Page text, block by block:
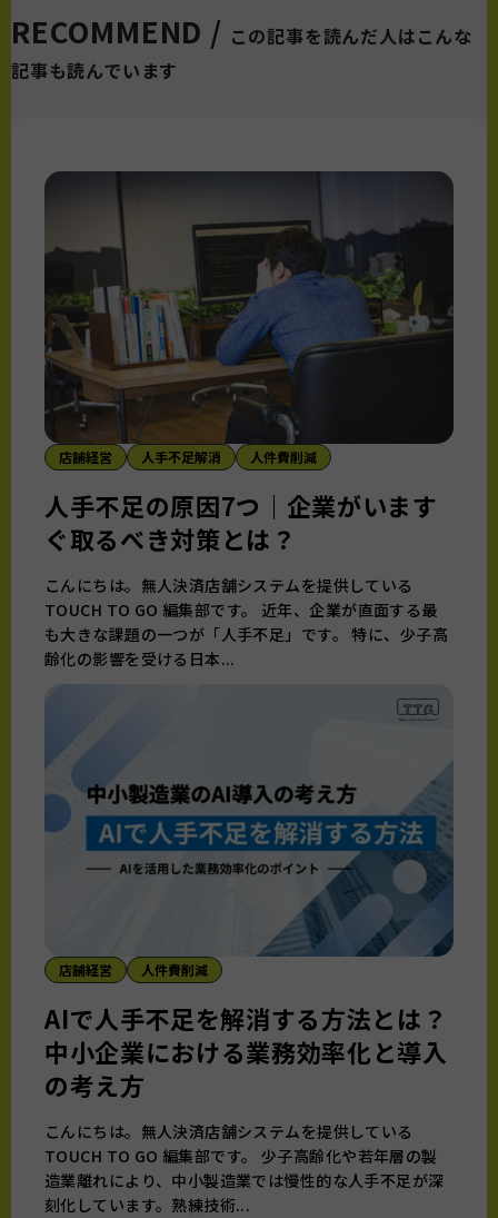
RECOMMEND / この記事を読んだ人はこんな
記事も読んでいます
店舗経営 人手不足解消 人件費削減
人手不足の原因7つ｜企業がいます
ぐ取るべき対策とは？
こんにちは。無人決済店舗システムを提供している
TOUCH TO GO 編集部です。 近年、企業が直面する最
も大きな課題の一つが「人手不足」です。 特に、少子高
齢化の影響を受ける日本...
店舗経営 人件費削減
AIで人手不足を解消する方法とは？
中小企業における業務効率化と導入
の考え方
こんにちは。無人決済店舗システムを提供している
TOUCH TO GO 編集部です。 少子高齢化や若年層の製
造業離れにより、中小製造業では慢性的な人手不足が深
刻化しています。熟練技術...